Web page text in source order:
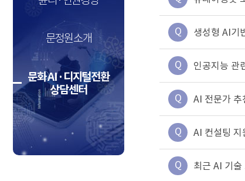
문정원소개
문화 AI·디지털전환
상담센터
Q 생성형 AI기
Q 인공지능 관
Q AI 전문가 추
Q AI 컨설팅 지
Q 최근 AI 기술